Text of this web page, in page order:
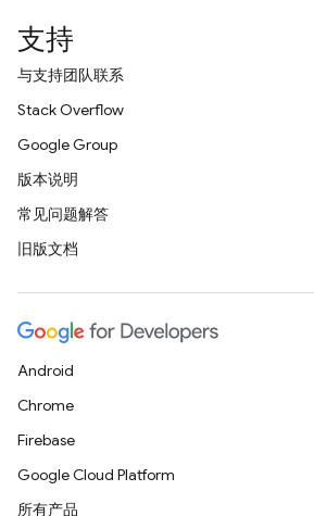
支持
与支持团队联系
Stack Overflow
Google Group
版本说明
常见问题解答
旧版文档
Android
Chrome
Firebase
Google Cloud Platform
所有产品